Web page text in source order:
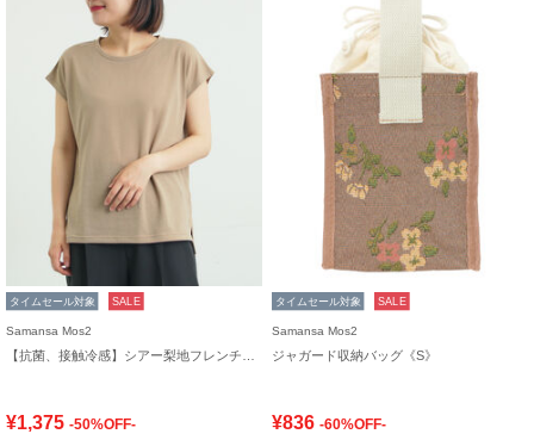
タイムセール対象 SALE
Samansa Mos2
¥1,375 -50%OFF-
タイムセール対象 SALE
Samansa Mos2
ジャガード収納バッグ《S》
¥836 -60%OFF-